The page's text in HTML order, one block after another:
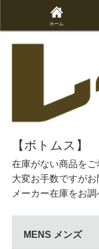
ホーム
【ボトムス】
在庫がない商品をご
大変お手数ですがお
メーカー在庫をお
MENS メンズ